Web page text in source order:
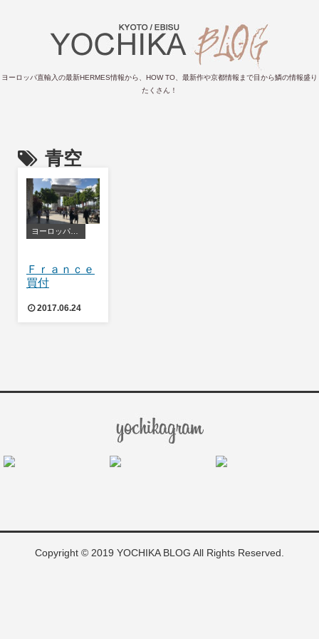
ヨーロッパ直輸入の最新HERMES情報から、HOW TO、最新作や京都情報まで目から鱗の情報盛り
たくさん！
青空
ヨーロッパ買付風景
Ｆｒａｎｃｅ
買付
2017.06.24
Copyright © 2019 YOCHIKA BLOG All Rights Reserved.